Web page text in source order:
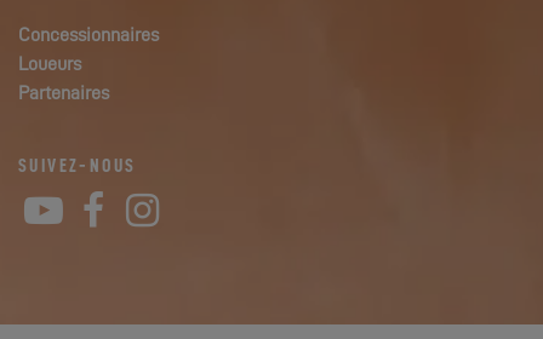
Concessionnaires
Loueurs
Partenaires
SUIVEZ-NOUS
YouTube
Facebook
Instagram